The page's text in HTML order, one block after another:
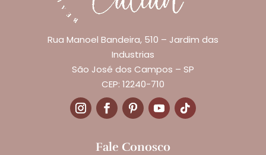
Rua Manoel Bandeira, 510 – Jardim das
Industrias
São José dos Campos – SP
CEP: 12240-710
Fale Conosco